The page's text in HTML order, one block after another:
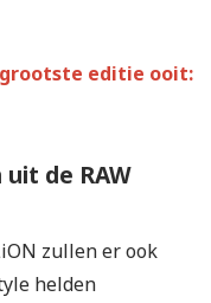
grootste editie ooit:
de RAW
zullen er ook
helden